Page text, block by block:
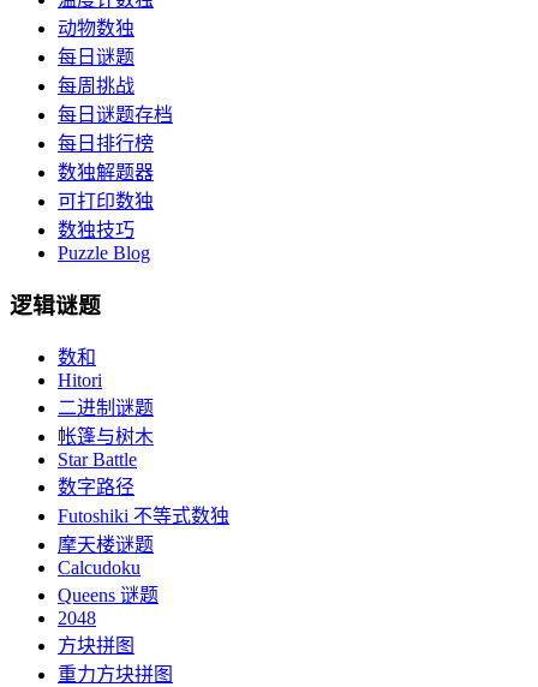
动物数独
每日谜题
每周挑战
每日谜题存档
每日排行榜
数独解题器
可打印数独
数独技巧
Puzzle Blog
逻辑谜题
数和
Hitori
二进制谜题
帐篷与树木
Star Battle
数字路径
Futoshiki 不等式数独
摩天楼谜题
Calcudoku
Queens 谜题
2048
方块拼图
重力方块拼图